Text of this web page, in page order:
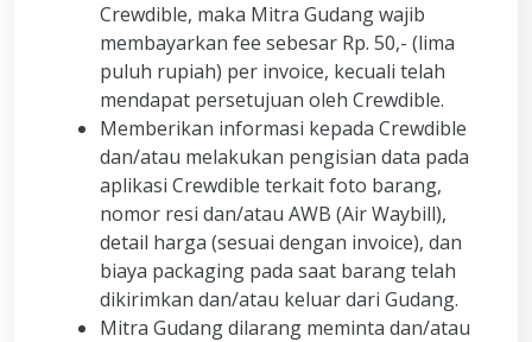
Crewdible, maka Mitra Gudang wajib
membayarkan fee sebesar Rp. 50,- (lima
puluh rupiah) per invoice, kecuali telah
mendapat persetujuan oleh Crewdible.
Memberikan informasi kepada Crewdible
dan/atau melakukan pengisian data pada
aplikasi Crewdible terkait foto barang,
nomor resi dan/atau AWB (Air Waybill),
detail harga (sesuai dengan invoice), dan
biaya packaging pada saat barang telah
dikirimkan dan/atau keluar dari Gudang.
Mitra Gudang dilarang meminta dan/atau